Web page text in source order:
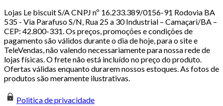
Lojas Le biscuit S/A CNPJ nº 16.233.389/0156-91 Rodovia BA
535 - Via Parafuso S/N, Rua 25 a 30 Industrial – Camaçari/BA –
CEP: 42.800-331. Os preços, promoções e condições de
pagamento são válidos durante o dia de hoje, para o site e
TeleVendas, não valendo necessariamente para nossa rede de
lojas físicas. O frete não está incluído no preço do produto.
Ofertas válidas enquanto durarem nossos estoques. As fotos de
produtos são meramente ilustrativas.
Politica de privacidade